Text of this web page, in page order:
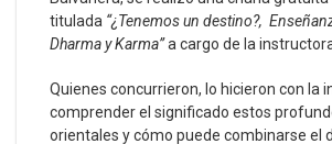
titulada “¿Tenemos un destino?,
Dharma y Karma”a cargo de la
Quienes concurrieron, lo hicieron con la
comprender el significado estos
orientales y cómo puede combinarse el